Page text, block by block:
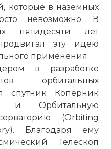
которые в наземных
невозможно. В
пятидесяти лет
эту идею
применения.
в разработке
орбитальных
спутник Коперник
и Орбитальную
(Orbiting
Благодаря ему
Телескоп